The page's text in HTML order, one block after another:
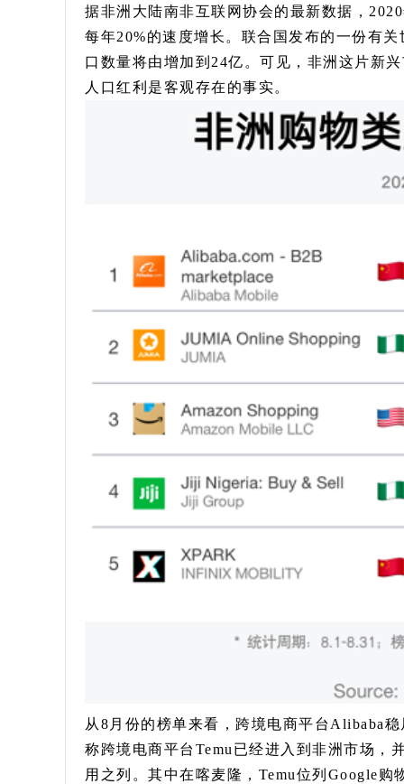
据非洲大陆南非互联网协会的最新数据，
每年20%的速度增长。联合国发布的一份有
口数量将由增加到24亿。可见，非洲这片新
人口红利是客观存在的事实。
从8月份的榜单来看，跨境电商平台Alibaba
称跨境电商平台Temu已经进入到非洲市场，
用之列。其中在喀麦隆，Temu位列Google